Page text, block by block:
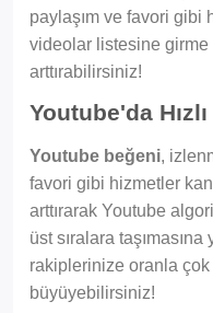
paylaşım ve favori gibi
videolar listesine
arttırabilirsiniz!
Youtube'da
Youtube beğeni,
favori gibi hizmetler
arttırarak Youtube
üst sıralara taşımasına
rakiplerinize oranla çok
büyüyebilirsiniz!